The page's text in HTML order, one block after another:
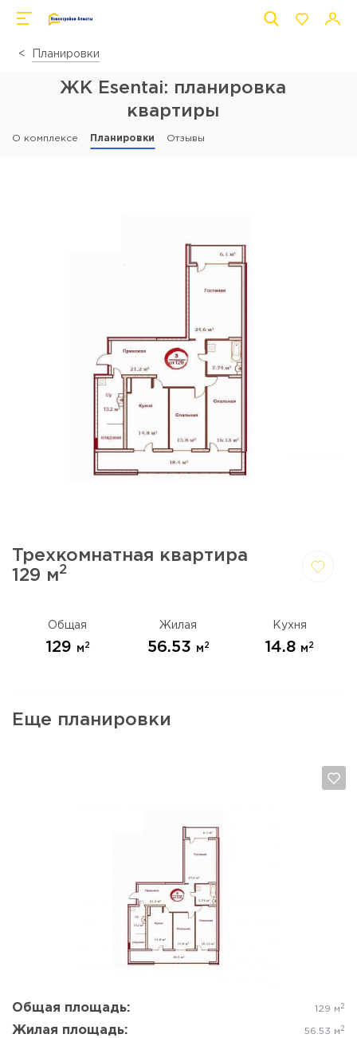
Планировки
ЖК Esentai: планировка
квартиры
О комплексе Планировки Отзывы
Трехкомнатная квартира
129 м2
Общая
129 м 2
Жилая
56.53 м 2
Кухня
14.8 м 2
Еще планировки
Общая площадь: 129 м 2
Жилая площадь: 56.53 м 2
Отмена